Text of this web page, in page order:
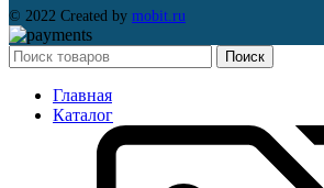
© 2022 Created by mobit.ru
Поиск
Главная
Каталог